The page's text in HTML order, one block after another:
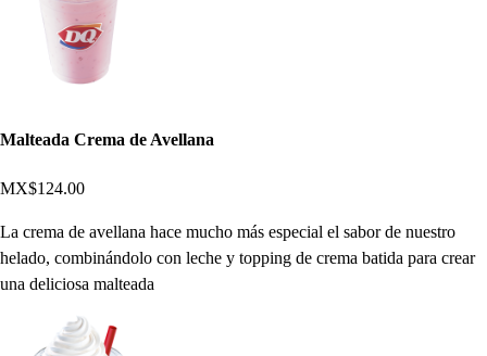
Malteada Crema de Avellana
MX$124.00
La crema de avellana hace mucho más especial el sabor de nuestro
helado, combinándolo con leche y topping de crema batida para crear
una deliciosa malteada